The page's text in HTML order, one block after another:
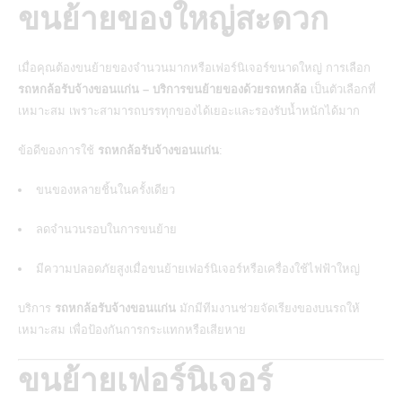
ขนย้ายของใหญ่สะดวก
เมื่อคุณต้องขนย้ายของจำนวนมากหรือเฟอร์นิเจอร์ขนาดใหญ่ การเลือก
รถหกล้อรับจ้างขอนแก่น – บริการขนย้ายของด้วยรถหกล้อ เป็นตัวเลือกที่
เหมาะสม เพราะสามารถบรรทุกของได้เยอะและรองรับน้ำหนักได้มาก
ข้อดีของการใช้ รถหกล้อรับจ้างขอนแก่น:
ขนของหลายชิ้นในครั้งเดียว
ลดจำนวนรอบในการขนย้าย
มีความปลอดภัยสูงเมื่อขนย้ายเฟอร์นิเจอร์หรือเครื่องใช้ไฟฟ้าใหญ่
บริการ รถหกล้อรับจ้างขอนแก่น มักมีทีมงานช่วยจัดเรียงของบนรถให้
เหมาะสม เพื่อป้องกันการกระแทกหรือเสียหาย
ขนย้ายเฟอร์นิเจอร์